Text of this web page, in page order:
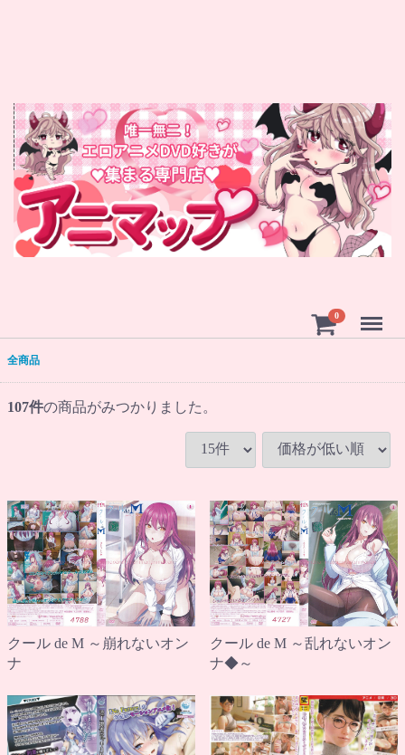
0 Menu
全商品
107件の商品がみつかりました。
クール de M ～崩れないオン
ナ
クール de M ～乱れないオン
ナ◆～